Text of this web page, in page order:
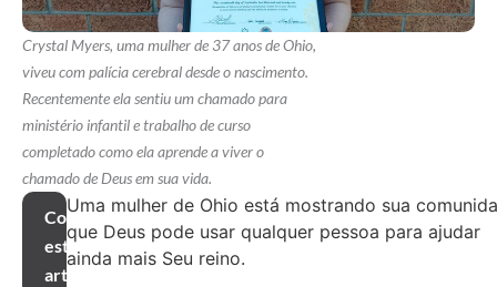
Crystal Myers, uma mulher de 37 anos de Ohio,
viveu com palícia cerebral desde o nascimento.
Recentemente ela sentiu um chamado para
ministério infantil e trabalho de curso
completado como ela aprende a viver o
chamado de Deus em sua vida.
Compartilhar
este
artigo
Uma mulher de Ohio está mostrando sua
que Deus pode usar qualquer pessoa para ajudar
ainda mais Seu reino.